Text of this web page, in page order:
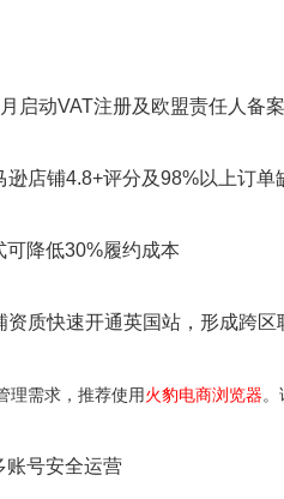
动VAT注册及欧盟责任人备案
店铺4.8+评分及98%以上订单
降低30%履约成本
质快速开通英国站，形成跨区
需求，推荐使用火豹电商浏览器。
号安全运营